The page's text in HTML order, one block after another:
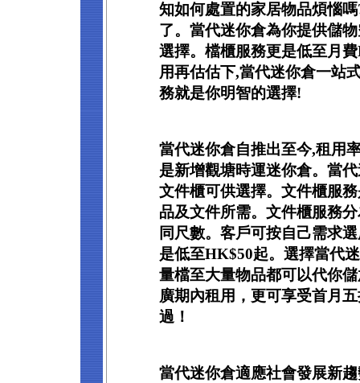
知如何處置的家居物品煩惱
了。當代迷你倉為你提供儲
選擇。檔櫃服務更是低至月
用再估估下,當代迷你倉一站
務就是你明智的選擇!
當代迷你倉自推出至今,租用
是新增觀塘時運迷你倉。當
文件櫃可供選擇。文件櫃服
品及文件所需。文件櫃服務
同尺數。客戶可按自己需求
是低至HK$50起。選擇當代
量檔至大量物品都可以代你
廣期內租用，更可享受首月
過！
當代迷你倉適應社會發展新